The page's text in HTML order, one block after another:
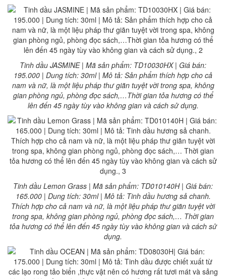
Tinh dầu JASMINE | Mã sản phẩm: TD10030HX | Giá bán:
195.000 | Dung tích: 30ml | Mô tả: Sản phẩm thích hợp cho cả
nam và nữ, là một liệu pháp thư giãn tuyệt vời trong spa, không
gian phòng ngủ, phòng đọc sách,…Thời gian tỏa hương có thể
lên đến 45 ngày tùy vào không gian và cách sử dụng.
Tinh dầu Lemon Grass | Mã sản phẩm: TD010140H | Giá bán:
165.000 | Dung tích: 30ml | Mô tả: Tinh dầu hương sả chanh.
Thích hợp cho cả nam và nữ, là một liệu pháp thư giãn tuyệt vời
trong spa, không gian phòng ngủ, phòng đọc sách,… Thời gian
tỏa hương có thể lên đến 45 ngày tùy vào không gian và cách sử
dụng.